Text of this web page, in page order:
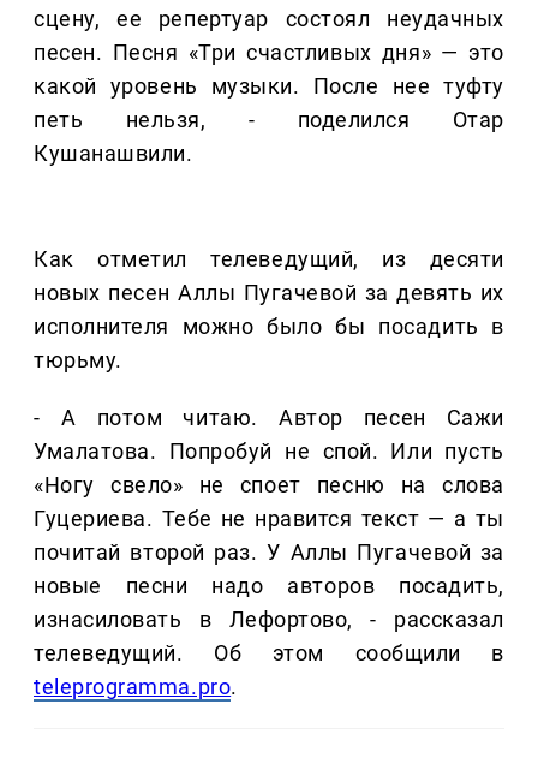
сцену, ее репертуар состоял неудачных
песен. Песня «Три счастливых дня» — это
какой уровень музыки. После нее туфту
петь нельзя, - поделился Отар
Кушанашвили.
Как отметил телеведущий, из десяти
новых песен Аллы Пугачевой за девять их
исполнителя можно было бы посадить в
тюрьму.
- А потом читаю. Автор песен Сажи
Умалатова. Попробуй не спой. Или пусть
«Ногу свело» не споет песню на слова
Гуцериева. Тебе не нравится текст — а ты
почитай второй раз. У Аллы Пугачевой за
новые песни надо авторов посадить,
изнасиловать в Лефортово, - рассказал
телеведущий. Об этом сообщили в
teleprogramma.pro.